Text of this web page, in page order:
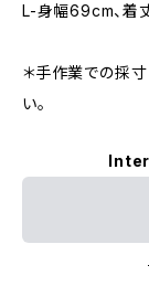
L-身幅69cm、着
＊手作業での採
い。